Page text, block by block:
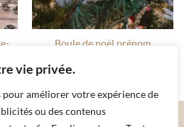
vie privée.
pour améliorer votre expérience de
ou des contenus
Boule de noël prénom